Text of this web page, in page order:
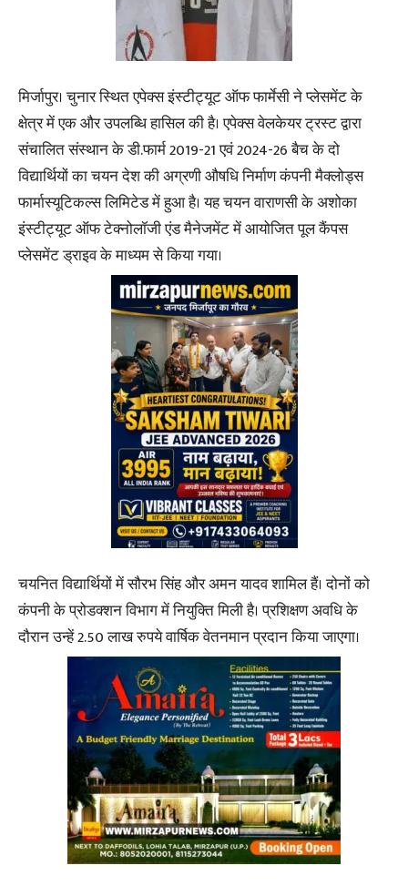
मिर्जापुर। चुनार स्थित एपेक्स इंस्टीट्यूट ऑफ फार्मेसी ने प्लेसमेंट के
क्षेत्र में एक और उपलब्धि हासिल की है। एपेक्स वेलकेयर ट्रस्ट द्वारा
संचालित संस्थान के डी.फार्म 2019-21 एवं 2024-26 बैच के दो
विद्यार्थियों का चयन देश की अग्रणी औषधि निर्माण कंपनी मैक्लोड्स
फार्मास्यूटिकल्स लिमिटेड में हुआ है। यह चयन वाराणसी के अशोका
इंस्टीट्यूट ऑफ टेक्नोलॉजी एंड मैनेजमेंट में आयोजित पूल कैंपस
प्लेसमेंट ड्राइव के माध्यम से किया गया।
चयनित विद्यार्थियों में सौरभ सिंह और अमन यादव शामिल हैं। दोनों को
कंपनी के प्रोडक्शन विभाग में नियुक्ति मिली है। प्रशिक्षण अवधि के
दौरान उन्हें 2.50 लाख रुपये वार्षिक वेतनमान प्रदान किया जाएगा।